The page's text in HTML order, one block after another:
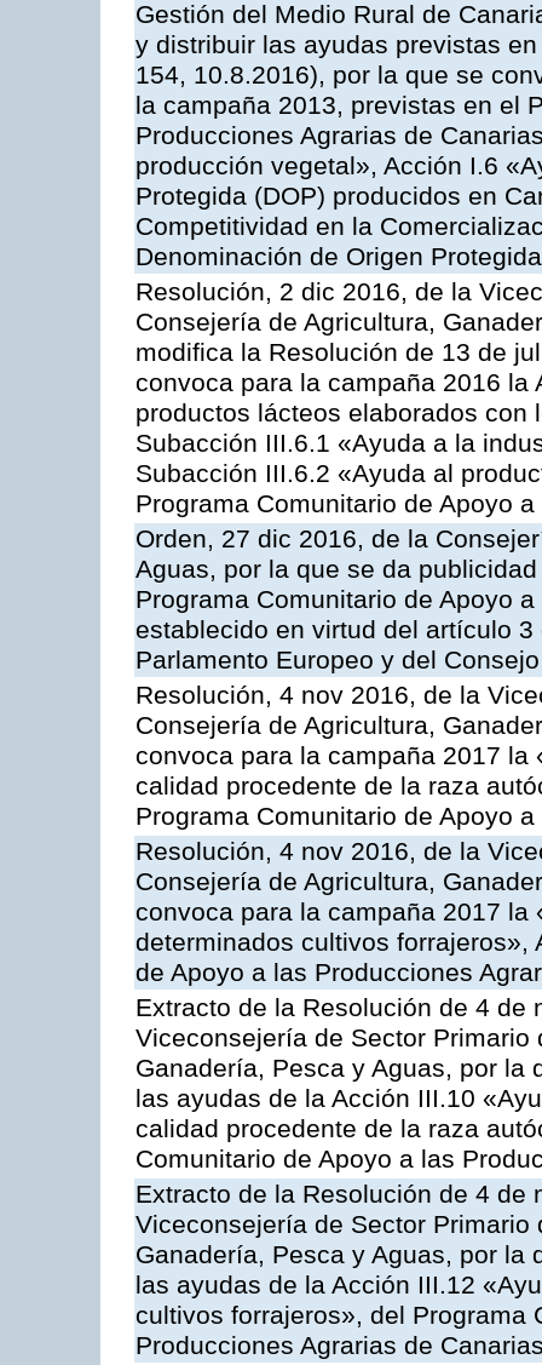
Gestión del Medio Rural de
y distribuir las ayudas previstas
154, 10.8.2016), por la que se
la campaña 2013, previstas en el
Producciones Agrarias de
producción vegetal», Acción I.6
Protegida (DOP) producidos en
Competitividad en la
Denominación de Origen
Resolución, 2 dic 2016, de la
Consejería de Agricultura,
modifica la Resolución de 13 de
convoca para la campaña 2016
productos lácteos elaborados
Subacción III.6.1 «Ayuda a la
Subacción III.6.2 «Ayuda al
Programa Comunitario de Apoyo
Orden, 27 dic 2016, de la
Aguas, por la que se da
Programa Comunitario de Apoyo
establecido en virtud del artículo
Parlamento Europeo y del Consejo
Resolución, 4 nov 2016, de la
Consejería de Agricultura,
convoca para la campaña 2017
calidad procedente de la raza
Programa Comunitario de Apoyo
Resolución, 4 nov 2016, de la
Consejería de Agricultura,
convoca para la campaña 2017 la
determinados cultivos forrajeros»,
de Apoyo a las Producciones
Extracto de la Resolución de 4 de
Viceconsejería de Sector
Ganadería, Pesca y Aguas, por la
las ayudas de la Acción III.10
calidad procedente de la raza
Comunitario de Apoyo a las
Extracto de la Resolución de 4 de
Viceconsejería de Sector
Ganadería, Pesca y Aguas, por la
las ayudas de la Acción III.12
cultivos forrajeros», del Programa
Producciones Agrarias de